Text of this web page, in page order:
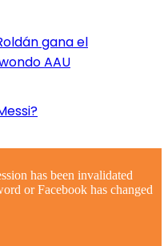
gana el
AAU
has been invalidated
or Facebook has changed